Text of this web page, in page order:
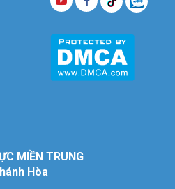
MIỀN TRUNG
Hòa